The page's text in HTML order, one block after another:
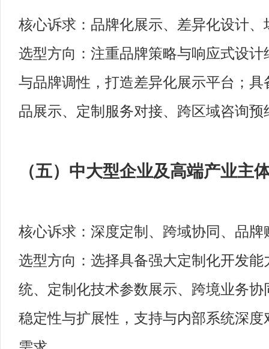
核心诉求：品牌化展示、差异化设计、
选型方向：注重品牌策略与响应式设
与品牌调性，打造差异化展示平台；
品展示、定制服务对接、跨区域咨询预
（五）中大型企业及高端产业主
核心诉求：深度定制、跨域协同、品
选型方向：选择具备强大定制化开发
统、定制化技术参数展示、跨境业务
稳定性与扩展性，支持与内部系统深